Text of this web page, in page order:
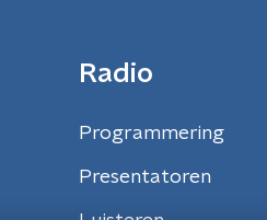
Radio
Programmering
Presentatoren